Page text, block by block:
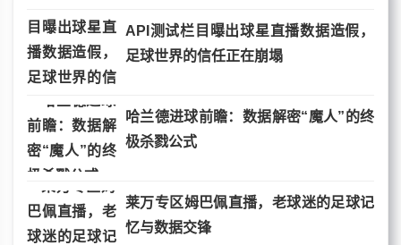
API测试栏目曝出球星直播数据造假，
足球世界的信任正在崩塌
哈兰德进球前瞻：数据解密“魔人”的终
极杀戮公式
莱万专区姆巴佩直播，老球迷的足球记
忆与数据交锋